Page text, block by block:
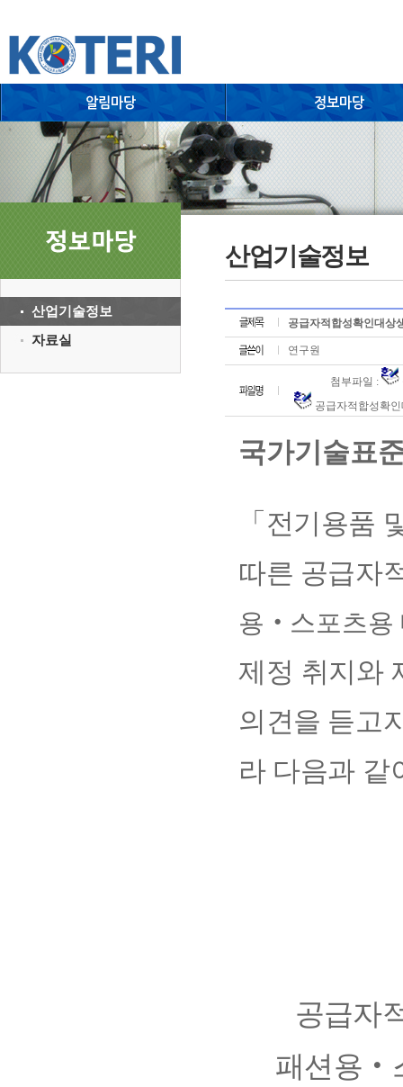
산업기술정보
자료실
산업기술정보
공급자적합성확인대상
연구원
첨부파일 :
공급자적합성확
국가기술표
「 전기용품
따른 공급자
용 ‧ 스포츠용
제정 취지와
의견을 듣고
라 다음과 같
공급자
패션용 ‧